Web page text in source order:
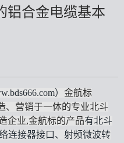
铝合金电缆基本
） 金航标
、营销于一体的专业北斗
企业,金航标的产品有北斗
连接器接口、射频微波转